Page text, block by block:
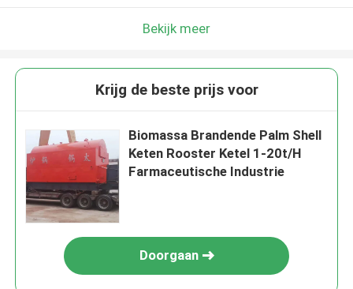
Bekijk meer
Krijg de beste prijs voor
Biomassa Brandende Palm Shell
Keten Rooster Ketel 1-20t/H
Farmaceutische Industrie
Doorgaan